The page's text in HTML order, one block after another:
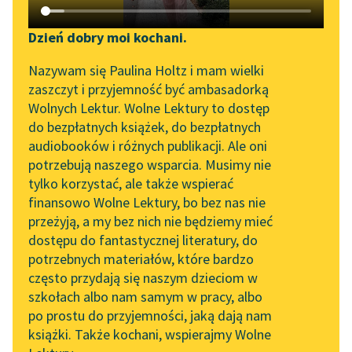
Katalog DAISY
Podkasty o książkach
Zgłoś brak utworu
Aktualności
„Prokurator Alicja Horn”
do słuchania
Byliśmy częścią AI Impact
Lab
Zapraszamy na spotkanie
online z tłumaczkami
literatury skandynawskiej
Spotkanie z Katarzyną
Tunkiel w Oslo
102. lata temu zmarł
Joseph Conrad
Narzędzia
Mapa Wolnych Lektur
Leśmianator
Przewodnik dla piszących i
czytających
API
OAI-PMH
Widget Wolnych Lektur
Przypisy
Dzień dobry moi kochani.
Nazywam się Paulina Holtz i mam wielki
zaszczyt i przyjemność być ambasadorką
Wolnych Lektur. Wolne Lektury to dostęp
do bezpłatnych książek, do bezpłatnych
audiobooków i różnych publikacji. Ale oni
potrzebują naszego wsparcia. Musimy nie
tylko korzystać, ale także wspierać
finansowo Wolne Lektury, bo bez nas nie
przeżyją, a my bez nich nie będziemy mieć
dostępu do fantastycznej literatury, do
potrzebnych materiałów, które bardzo
często przydają się naszym dzieciom w
szkołach albo nam samym w pracy, albo
po prostu do przyjemności, jaką dają nam
książki. Także kochani, wspierajmy Wolne
Emilio Salgari
— Zatem powiem ci,
caballero, że my się
wcale nie boimy i nie
damy się
zaszlachtować...
Czytaj więcej
Emilio Salgari
Czarny Korsarz